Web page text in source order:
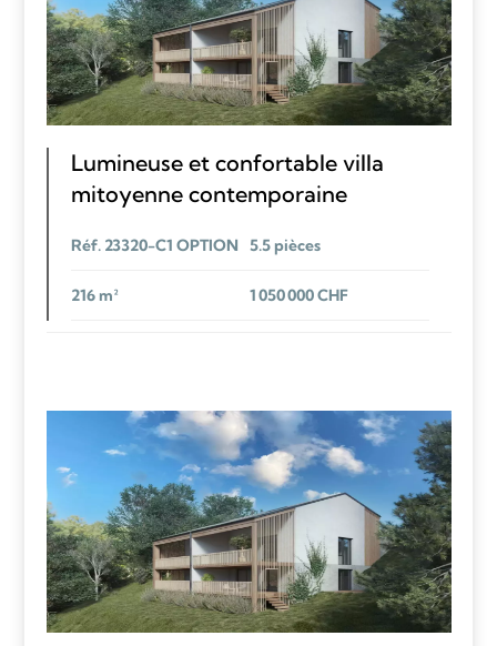
Lumineuse et confortable villa
mitoyenne contemporaine
Réf. 23320-C1 OPTION 5.5 pièces
216 m² 1 050 000 CHF